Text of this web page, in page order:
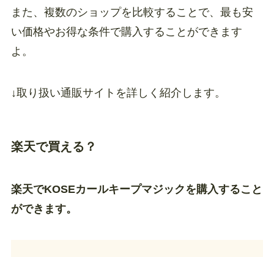
また、複数のショップを比較することで、最も安
い価格やお得な条件で購入することができます
よ。
↓取り扱い通販サイトを詳しく紹介します。
楽天で買える？
楽天でKOSEカールキープマジックを購入すること
ができます。